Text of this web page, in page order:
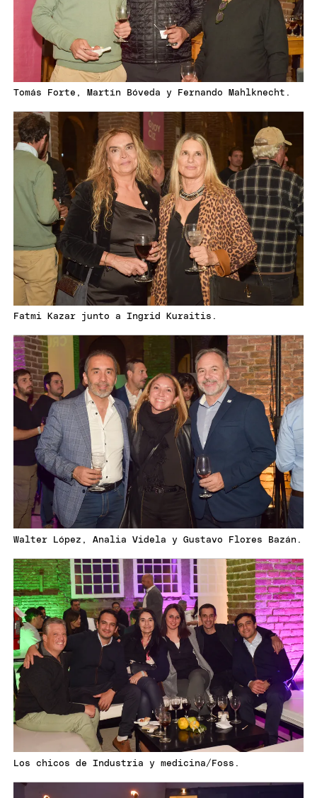
Tomás Forte, Martín Bóveda y Fernando Mahlknecht.
Fatmi Kazar junto a Ingrid Kuraitis.
Walter López, Analia Videla y Gustavo Flores Bazán.
Los chicos de Industria y medicina/Foss.